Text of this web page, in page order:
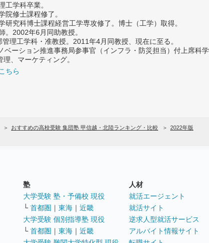
工学科卒業。
院修士課程修了。
研究科博士課程経営工学専攻修了。博士（工学）取得。
。2002年6月同助教授。
理工学科・准教授。2011年4月同教授、現在に至る。
ーション推進事務局参事官（インフラ・防災担当）付上席科
、マーケティング。
ちら
おすすめの高校受験 集団塾 甲信越・北陸ランキング・比較
2022年版
塾
大学受験 塾・予備校 現役
└ 首都圏 ｜ 東海 ｜ 近畿
大学受験 個別指導塾 現役
└ 首都圏 ｜ 東海 ｜ 近畿
人材
就活エージェント
就活サイト
逆求人型就活サービス
アルバイト情報サイト